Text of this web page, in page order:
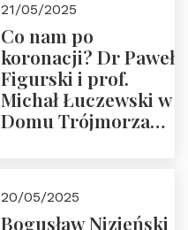
Zapraszamy do
zapisów.
21/05/2025
Co nam po
koronacji? Dr Paweł
Figurski i prof.
Michał Łuczewski w
Domu Trójmorza
20/05/2025
Bogusław Nizieński